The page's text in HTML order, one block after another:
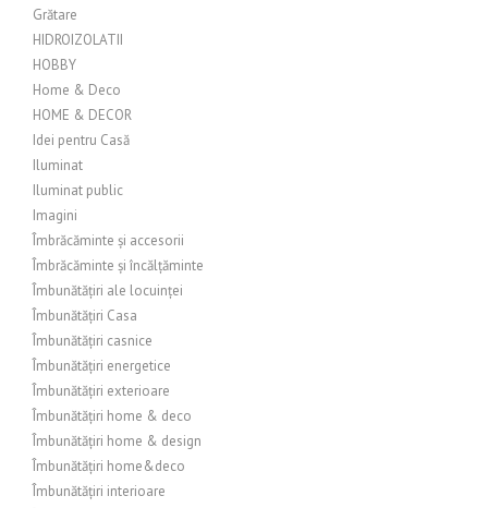
Grătare
HIDROIZOLATII
HOBBY
Home & Deco
HOME & DECOR
Idei pentru Casă
Iluminat
Iluminat public
Imagini
Îmbrăcăminte și accesorii
Îmbrăcăminte și încălțăminte
Îmbunătățiri ale locuinței
Îmbunătățiri Casa
Îmbunătățiri casnice
Îmbunătățiri energetice
Îmbunătățiri exterioare
Îmbunătățiri home & deco
Îmbunătățiri home & design
Îmbunătățiri home&deco
Îmbunătățiri interioare